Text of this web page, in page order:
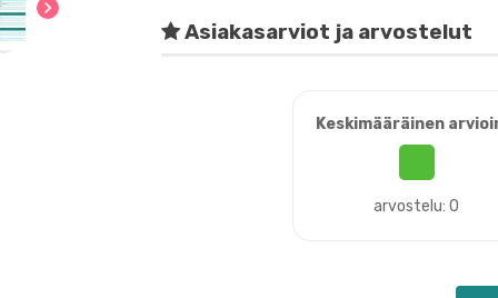
chevron_right
Asiakasarviot ja arvostelut
Keskimääräinen
arvostelu: 0